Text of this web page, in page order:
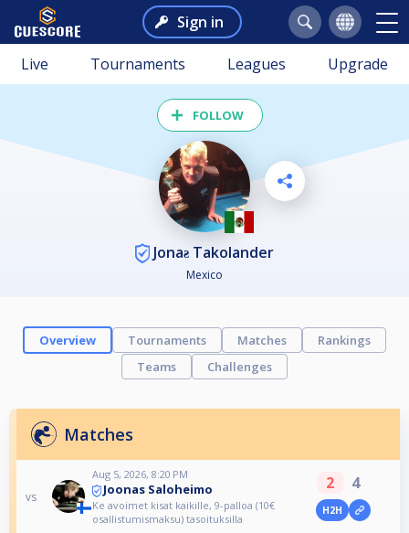
Sign in
Live Tournaments Leagues Upgrade
FOLLOW
Jonaƨ Takolander
Mexico
Overview Tournaments Matches
Rankings
Teams
Challenges
Matches
vs
Aug 5, 2026, 8:20 PM
Joonas Saloheimo
Ke avoimet kisat kaikille, 9-palloa (10€
osallistumismaksu) tasoituksilla
2 4
H2H